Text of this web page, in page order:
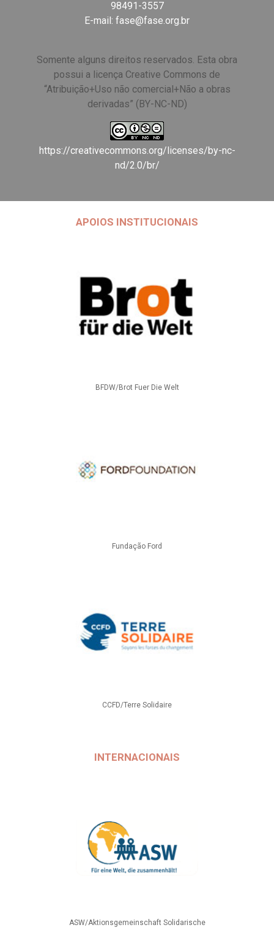
98491-3557
E-mail: fase@fase.org.br
Somente alguns direitos reservados. Esta obra
possui a licença Creative Commons de
“Atribuição+Uso não comercial+Não a obras
derivadas” (BY-NC-ND)
https://creativecommons.org/licenses/by-nc-
nd/2.0/br/
APOIOS INSTITUCIONAIS
BFDW/Brot Fuer Die Welt
Fundação Ford
CCFD/Terre Solidaire
INTERNACIONAIS
ASW/Aktionsgemeinschaft Solidarische